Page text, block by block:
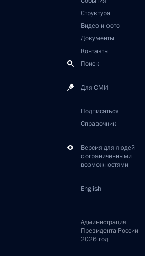
Структура
Видео и фото
Документы
Контакты
Поиск
Для СМИ
Подписаться
Справочник
Версия для людей
с ограниченными
возможностями
English
Администрация
Президента России
2026 год